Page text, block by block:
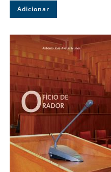
Adicionar